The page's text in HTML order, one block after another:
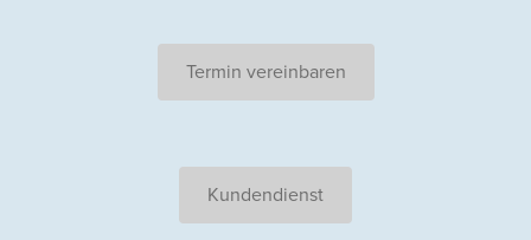
Termin vereinbaren
Kundendienst